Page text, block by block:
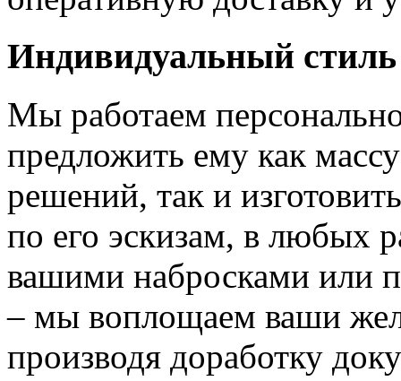
Индивидуальный стиль
Мы работаем
предложить ему как
решений, так и
по его эскизам, в любых
вашими набросками или
– мы воплощаем ваши
производя доработку